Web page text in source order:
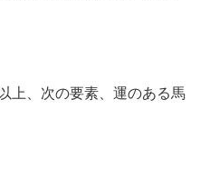
上、次の要素、運のある馬